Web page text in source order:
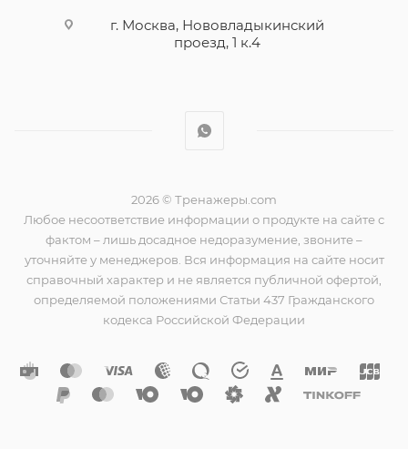
г. Москва, Нововладыкинский
проезд, 1 к.4
2026 © Тренажеры.com
Любое несоответствие информации о продукте на сайте с
фактом – лишь досадное недоразумение, звоните –
уточняйте у менеджеров. Вся информация на сайте носит
справочный характер и не является публичной офертой,
определяемой положениями Статьи 437 Гражданского
кодекса Российской Федерации